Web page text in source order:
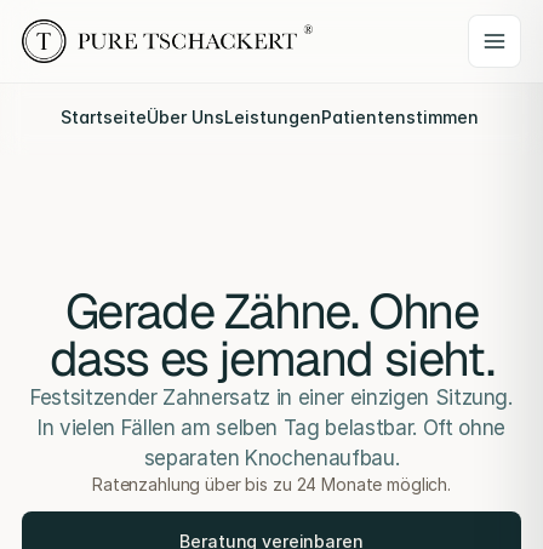
StartseiteÜber UnsLeistungenPatientenstimmen
Gerade Zähne. Ohne
dass es jemand sieht.
Festsitzender Zahnersatz in einer einzigen Sitzung.
In vielen Fällen am selben Tag belastbar. Oft ohne
separaten Knochenaufbau.
Ratenzahlung über bis zu 24 Monate möglich.
Beratung vereinbaren